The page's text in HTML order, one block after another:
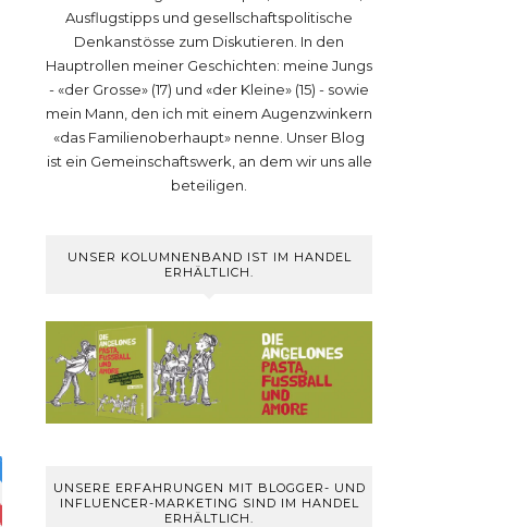
Ausflugstipps und gesellschaftspolitische
Denkanstösse zum Diskutieren. In den
Hauptrollen meiner Geschichten: meine Jungs
- «der Grosse» (17) und «der Kleine» (15) - sowie
mein Mann, den ich mit einem Augenzwinkern
«das Familienoberhaupt» nenne. Unser Blog
ist ein Gemeinschaftswerk, an dem wir uns alle
beteiligen.
UNSER KOLUMNENBAND IST IM HANDEL
ERHÄLTLICH.
UNSERE ERFAHRUNGEN MIT BLOGGER- UND
INFLUENCER-MARKETING SIND IM HANDEL
ERHÄLTLICH.